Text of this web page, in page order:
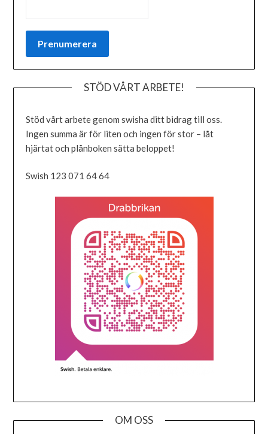
STÖD VÅRT ARBETE!
Stöd vårt arbete genom swisha ditt bidrag till oss.
Ingen summa är för liten och ingen för stor – låt
hjärtat och plånboken sätta beloppet!
Swish 123 071 64 64
OM OSS